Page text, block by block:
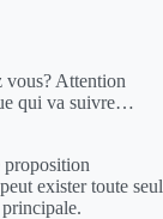
vous? Attention
qui va suivre…
proposition
exister toute
principale.